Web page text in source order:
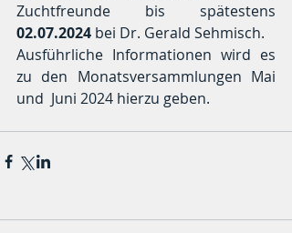
02.07.2024 bei Dr. Gerald Sehmisch.
Ausführliche Informationen wird es
zu den Monatsversammlungen Mai
und  Juni 2024 hierzu geben.